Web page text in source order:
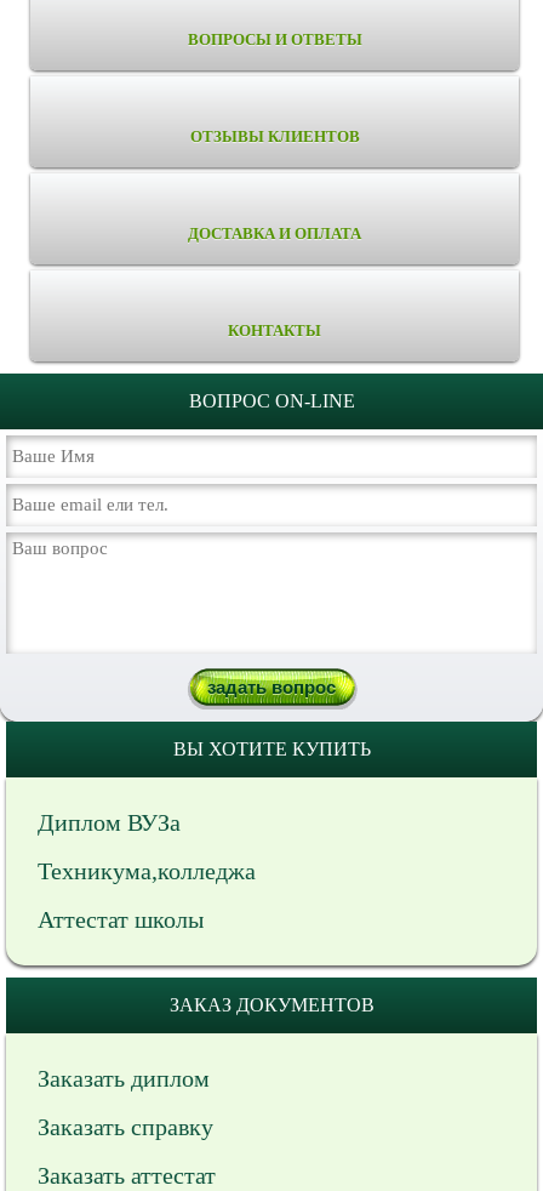
ВОПРОСЫ И ОТВЕТЫ
ОТЗЫВЫ КЛИЕНТОВ
ДОСТАВКА И ОПЛАТА
КОНТАКТЫ
ВОПРОС ON-LINE
ВЫ ХОТИТЕ КУПИТЬ
Диплом ВУЗа
Техникума,колледжа
Аттестат школы
ЗАКАЗ ДОКУМЕНТОВ
Заказать диплом
Заказать справку
Заказать аттестат